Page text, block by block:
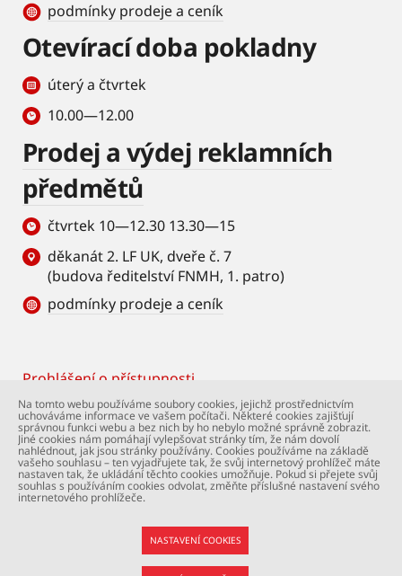
podmínky prodeje a ceník
Otevírací doba pokladny
úterý a čtvrtek
10.00—12.00
Prodej a výdej reklamních
předmětů
čtvrtek 10—12.30 13.30—15
děkanát 2. LF UK, dveře č. 7
(budova ředitelství FNMH, 1. patro)
podmínky prodeje a ceník
Footer
Prohlášení o přístupnosti
© Univerzita Karlova – 2. lékařská fakulta. Všechna
práva vyhrazena. Foto: 2. LF a Shutterstock.com.
Podpora webu:webmaster@lfmotol.cuni.cz
Na tomto webu používáme soubory cookies, jejichž prostřednictvím
uchováváme informace ve vašem počítači. Některé cookies zajišťují
správnou funkci webu a bez nich by ho nebylo možné správně zobrazit.
Jiné cookies nám pomáhají vylepšovat stránky tím, že nám dovolí
nahlédnout, jak jsou stránky používány. Cookies používáme na základě
vašeho souhlasu – ten vyjadřujete tak, že svůj internetový prohlížeč máte
nastaven tak, že ukládání těchto cookies umožňuje. Pokud si přejete svůj
souhlas s používáním cookies odvolat, změňte příslušné nastavení svého
internetového prohlížeče.
NASTAVENÍ COOKIES